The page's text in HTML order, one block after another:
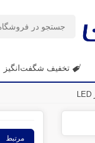
تخفیف شگفت‌انگیز
مرتبط